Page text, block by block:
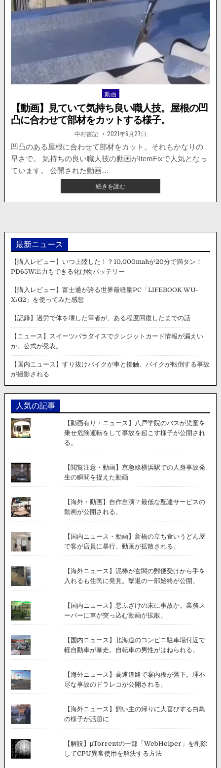
Posted
in
動画
【動画】見ていて気持ち良い職人技。屋根の凹
凸に合わせて部材をカットする様子。
著
者:
中村書記 掲
載
日：
2021年6月27日
凹凸のある屋根に合わせて部材をカット。それもかなりの
早さで。 気持ちの良い職人技の動画がItemFixで人気となっ
ています。 公開された動画…
続きを読む【動
画】
見
て
持
ち
い
職
技。
屋
根
の
凸
に
せ
材
を
カ
す
る
様
最新ニュース
【購入レビュー】いつ上陸した！？10,000mahが20分で満タン！
PD65W出力もできる化け物バッテリー
【購入レビュー】富士通が誇る世界最軽量PC「LIFEBOOK WU-
X/G2」を使ってみた感想
【記録】過労で体を壊した筆者が、ある程度回復したまでの話
【ニュース】スイーツパラダイスでクレジットカード情報が漏えい
か。公式が発表。
【国内ニュース】すり抜けバイクが車と接触、バイクが転倒する事故
が撮影される
人気の記事
【動画有り・ニュース】八戸学院のバスが児童を
乗せ危険運転をして事故を起こす様子が公開され
る。
【閲覧注意・動画】京急線横浜駅での人身事故発
生の瞬間を捉えた動画
【海外・動画】自作自演？最低な配達サービスの
動画が公開される。
【国内ニュース・動画】新橋の立ち食いうどん屋
で客が店員に暴行。動画が拡散される。
【海外ニュース】泥棒が玄関の郵便受けから手を
入れるも住民に発見。撃退の一部始終が公開。
【国内ニュース】悪ふざけの末に事故か。業務ス
ーパーに車が突っ込む動画が拡散。
【国内ニュース】北海道のコンビニ駐車場付近で
軽自動車が暴走。自転車の男性がはねられる。
【海外ニュース】高速道路で案内板が落下。理不
尽な事故のドラレコが公開される。
【海外ニュース】飼い主の帰りに大喜びする白鳥
の様子が話題に
【解説】μTorrentの一部「WebHelper」を削除
してCPU異常使用を解決する方法